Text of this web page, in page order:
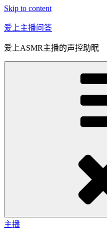
Skip to content
爱上主播问答
爱上ASMR主播的声控助眠
主播